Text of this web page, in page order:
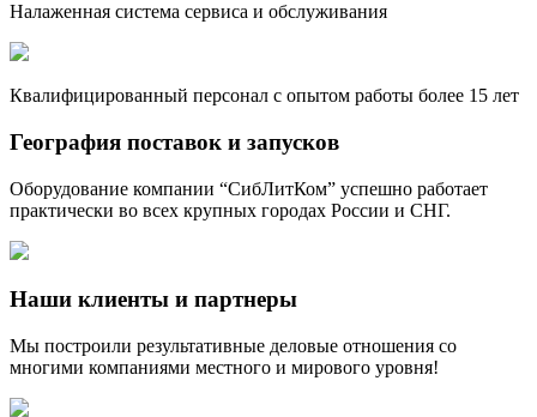
Налаженная система сервиса и обслуживания
Квалифицированный персонал с опытом работы более 15 лет
География поставок и запусков
Оборудование компании “СибЛитКом” успешно работает
практически во всех крупных городах России и СНГ.
Наши клиенты и партнеры
Мы построили результативные деловые отношения со
многими компаниями местного и мирового уровня!